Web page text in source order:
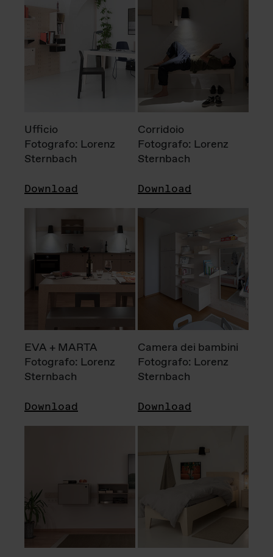
Ufficio
Fotografo: Lorenz
Sternbach
Download
Corridoio
Fotografo: Lorenz
Sternbach
Download
EVA + MARTA
Fotografo: Lorenz
Sternbach
Download
Camera dei bambini
Fotografo: Lorenz
Sternbach
Download